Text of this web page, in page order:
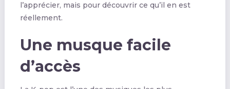
l’apprécier, mais pour découvrir ce qu’il en est
réellement.
Une musque facile
d’accès